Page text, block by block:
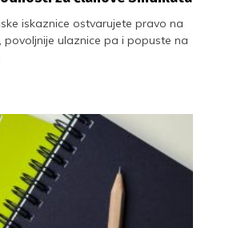
iskaznice ostvarujete pravo na
povoljnije ulaznice pa i popuste na